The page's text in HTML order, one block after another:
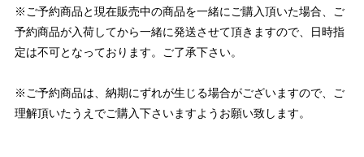
※ご予約商品と現在販売中の商品を一緒にご購入頂いた場合、ご
予約商品が入荷してから一緒に発送させて頂きますので、日時指
定は不可となっております。ご了承下さい。
※ご予約商品は、納期にずれが生じる場合がございますので、ご
理解頂いたうえでご購入下さいますようお願い致します。